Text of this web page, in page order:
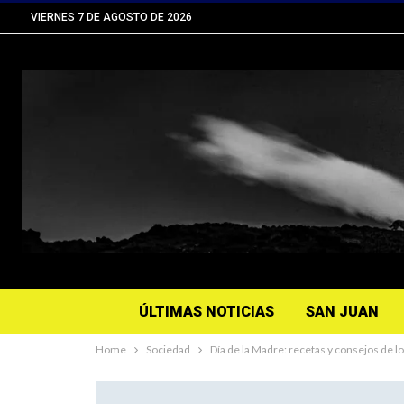
VIERNES 7 DE AGOSTO DE 2026
ÚLTIMAS NOTICIAS SAN JUAN
Home Sociedad Día de la Madre: recetas y consejos de